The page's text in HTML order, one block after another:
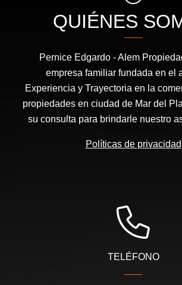
QUIÉNES
Pernice Edgardo - Alem
empresa familiar fundada en el
Experiencia y Trayectoria en la
propiedades en ciudad de Mar del
su consulta para brindarle nuestro
Políticas de privacidad
TELÉFONO